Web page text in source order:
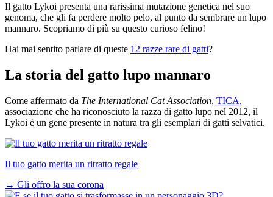
Il gatto Lykoi presenta una rarissima mutazione genetica nel suo
genoma, che gli fa perdere molto pelo, al punto da sembrare un lupo
mannaro. Scopriamo di più su questo curioso felino!
Hai mai sentito parlare di queste 12 razze rare di gatti?
La storia del gatto lupo mannaro
Come affermato da The International Cat Association, TICA,
associazione che ha riconosciuto la razza di gatto lupo nel 2012, il
Lykoi è un gene presente in natura tra gli esemplari di gatti selvatici.
Il tuo gatto merita un ritratto regale
→ Gli offro la sua corona